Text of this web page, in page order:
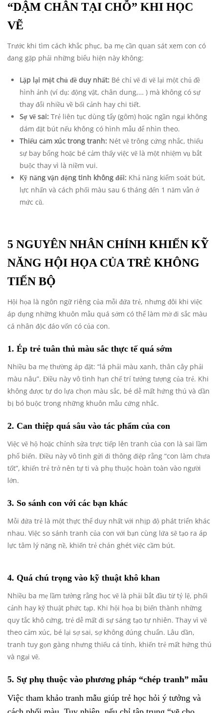
“DẬM CHÂN TẠI CHỖ” KHI HỌC
VẼ
Trước khi tìm cách khắc phục, ba mẹ cần quan sát xem con có
đang gặp phải những biểu hiện này không:
Lặp lại một chủ đề duy nhất: Bé chỉ vẽ đi vẽ lại một chủ đề
hình ảnh (ví dụ: động vật, chân dung,… ) mà không có sự
thay đổi nhiều về bối cảnh hay chi tiết.
Sợ vẽ sai: Trẻ liên tục dùng tẩy (gôm) hoặc ngần ngại không
dám đặt bút nếu không có hình mẫu để nhìn theo.
Thiếu cảm xúc trong tranh: Nét vẽ trông cứng nhắc, thiếu
sự bay bổng hoặc bé cảm thấy việc vẽ là một nhiệm vụ bắt
buộc thay vì là niềm vui.
Kỹ năng vận động tinh không đổi: Khả năng kiểm soát bút,
lực nhấn và cách phối màu sau 6 tháng đến 1 năm vẫn ở
mức cũ.
5 NGUYÊN NHÂN CHÍNH KHIẾN KỸ
NĂNG HỘI HỌA CỦA TRẺ KHÔNG
TIẾN BỘ
Hội họa là ngôn ngữ riêng của mỗi đứa trẻ, nhưng đôi khi việc
áp dụng những khuôn mẫu quá sớm có thể làm mờ đi sắc màu
cá nhân độc đáo vốn có của con.
1. Ép trẻ tuân thủ màu sắc thực tế quá sớm
Nhiều ba mẹ thường áp đặt: “lá phải màu xanh, thân cây phải
màu nâu”. Điều này vô tình hạn chế trí tưởng tượng của trẻ. Khi
không được tự do lựa chọn màu sắc, bé dễ mất hứng thú và dần
bị bó buộc trong những khuôn mẫu cứng nhắc.
2. Can thiệp quá sâu vào tác phẩm của con
Việc vẽ hộ hoặc chỉnh sửa trực tiếp lên tranh của con là sai lầm
phổ biến. Điều này vô tình gửi đi thông điệp rằng “con làm chưa
tốt”, khiến trẻ trở nên tự ti và phụ thuộc hoàn toàn vào người
lớn.
3. So sánh con với các bạn khác
Mỗi đứa trẻ là một thực thể duy nhất với nhịp độ phát triển khác
nhau. Việc so sánh tranh của con với bạn cùng lứa sẽ tạo ra áp
lực tâm lý nặng nề, khiến trẻ chán ghét việc cầm bút.
4. Quá chú trọng vào kỹ thuật khô khan
Nhiều ba mẹ lầm tưởng rằng học vẽ là phải bắt đầu từ tỷ lệ, phối
cảnh hay kỹ thuật phức tạp. Khi hội họa bị biến thành những
quy tắc khô cứng, trẻ dễ mất đi sự sáng tạo tự nhiên. Thay vì vẽ
theo cảm xúc, bé lại sợ sai, sợ không đúng chuẩn. Lâu dần,
tranh tuy gọn gàng nhưng thiếu cá tính, khiến trẻ mất hứng thú
và ngại vẽ.
5. Sự phụ thuộc vào phương pháp “chép tranh” mẫu
Việc tham khảo tranh mẫu giúp trẻ học hỏi ý tưởng và